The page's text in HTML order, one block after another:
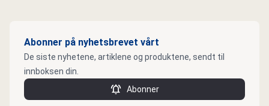
Abonner på nyhetsbrevet vårt
De siste nyhetene, artiklene og produktene, sendt til
innboksen din.
Abonner